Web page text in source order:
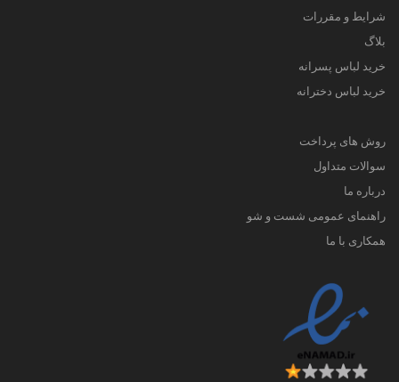
شرایط و مقررات
بلاگ
خرید لباس پسرانه
خرید لباس دخترانه
روش های پرداخت
سوالات متداول
درباره ما
راهنمای عمومی شست و شو
همکاری با ما